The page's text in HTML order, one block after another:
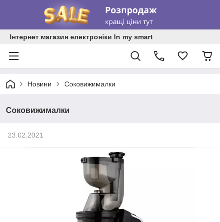
Інтернет магазин електроніки In my smart
Новини Соковижималки
Соковижималки
23.02.2021